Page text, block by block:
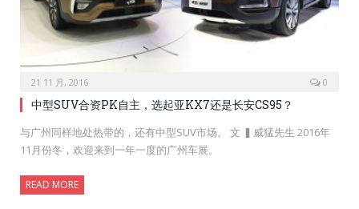
21 11 月, 2016 0
中型SUV合资PK自主，选起亚KX7还是长安CS95？
与广州同样地处热带的，还有中型SUV市场。 文 ▍威猛先生 2016年
11月份冬，欢迎来到一年一度的广州车展。
READ MORE